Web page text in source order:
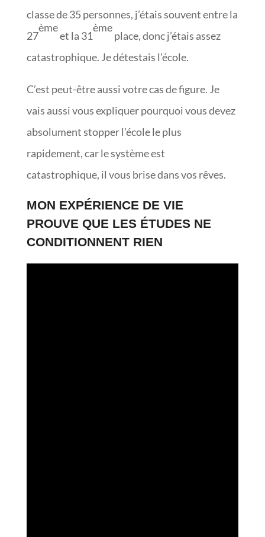
classe de 35 personnes, j’étais souvent entre la
27
ème
et la 31
ème
place, donc j’étais assez
catastrophique. Je détestais l’école.
C’est peut-être aussi votre cas de figure. Je
vais aussi vous expliquer pourquoi vous devez
absolument stopper l’école le plus
rapidement, car le système est
catastrophique, il vous brise dans vos rêves.
MON EXPÉRIENCE DE VIE
PROUVE QUE LES ÉTUDES NE
CONDITIONNENT RIEN